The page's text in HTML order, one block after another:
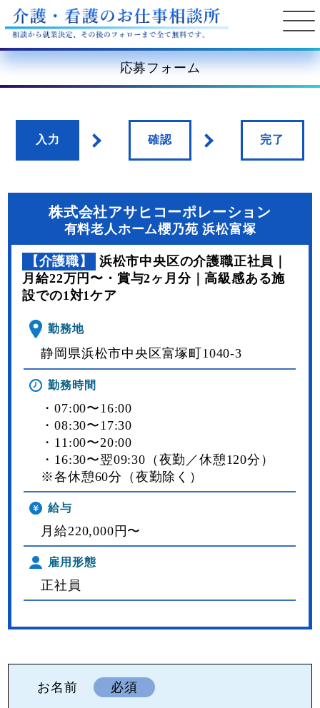
応募フォーム
入力 確認 完了
株式会社アサヒコーポレーション
有料老人ホーム櫻乃苑 浜松富塚
【介護職】
浜松市中央区の介護職正社員｜
月給22万円〜・賞与2ヶ月分｜高級感ある施
設での1対1ケア
勤務地
静岡県浜松市中央区富塚町1040-3
勤務時間
・07:00〜16:00
・08:30〜17:30
・11:00〜20:00
・16:30〜翌09:30（夜勤／休憩120分）
※各休憩60分（夜勤除く）
給与
月給220,000円〜
雇用形態
正社員
お名前 必須